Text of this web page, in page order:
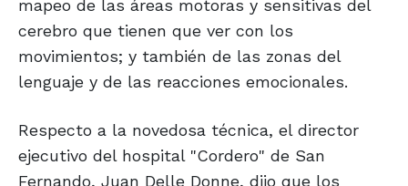
mapeo de las áreas motoras y sensitivas del
cerebro que tienen que ver con los
movimientos; y también de las zonas del
lenguaje y de las reacciones emocionales.
Respecto a la novedosa técnica, el director
ejecutivo del hospital "Cordero" de San
Fernando, Juan Delle Donne, dijo que los